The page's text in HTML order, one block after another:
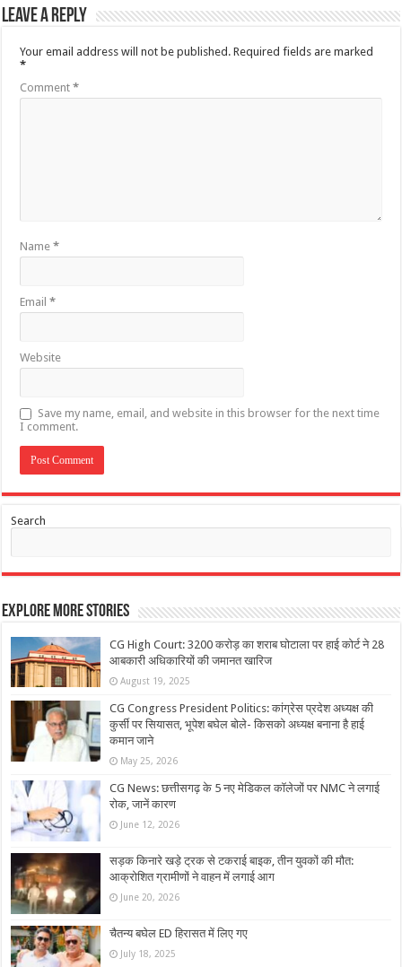
Leave a Reply
Your email address will not be published. Required fields are marked
*
Comment*
Name*
Email*
Website
Save my name, email, and website in this browser for the next time
I comment.
Search
Explore More Stories
CG High Court: 3200 करोड़ का शराब घोटाला पर हाई कोर्ट ने 28
आबकारी अधिकारियों की जमानत खारिज
August 19, 2025
CG Congress President Politics: कांग्रेस प्रदेश अध्यक्ष की
कुर्सी पर सियासत, भूपेश बघेल बोले- किसको अध्यक्ष बनाना है हाई
कमान जाने
May 25, 2026
CG News: छत्तीसगढ़ के 5 नए मेडिकल कॉलेजों पर NMC ने लगाई
रोक, जानें कारण
June 12, 2026
सड़क किनारे खड़े ट्रक से टकराई बाइक, तीन युवकों की मौत:
आक्रोशित ग्रामीणों ने वाहन में लगाई आग
June 20, 2026
चैतन्य बघेल ED हिरासत में लिए गए
July 18, 2025